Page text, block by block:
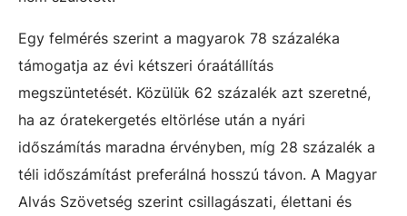
Egy felmérés szerint a magyarok 78 százaléka
támogatja az évi kétszeri óraátállítás
megszüntetését. Közülük 62 százalék azt szeretné,
ha az óratekergetés eltörlése után a nyári
időszámítás maradna érvényben, míg 28 százalék a
téli időszámítást preferálná hosszú távon. A Magyar
Alvás Szövetség szerint csillagászati, élettani és